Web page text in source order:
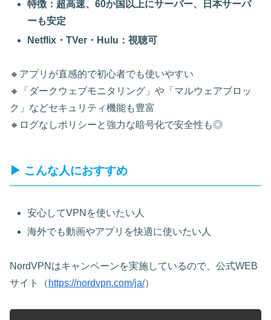
特徴：超高速、60か国以上にサーバー、日本サーバ
ーも安定
Netflix・TVer・Hulu：視聴可
🔸アプリが直感的で初心者でも使いやすい
🔸「ダークウェブモニタリング」や「マルウェアブロッ
ク」などセキュリティ機能も豊富
🔸ログなしポリシーと強力な暗号化で安全性も◎
▶ こんな人におすすめ
安心してVPNを使いたい人
海外でも動画やアプリを快適に使いたい人
NordVPNはキャンペーンを実施しているので、公式WEB
サイト（ https://nordvpn.com/ja/）